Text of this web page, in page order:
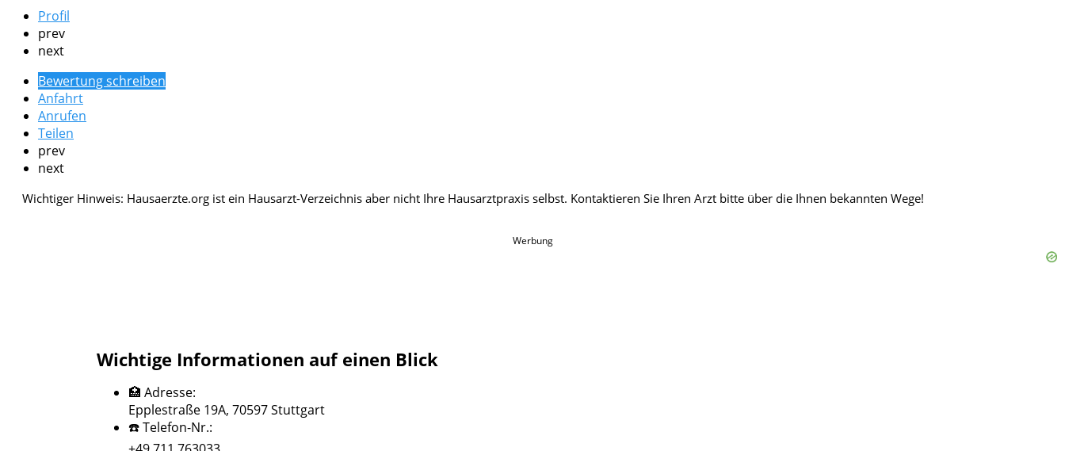
Profil
prev
next
Bewertung schreiben
Anfahrt
Anrufen
Teilen
prev
next
Werbung
Wichtige Informationen auf einen Blick
🏥 Adresse:
Epplestraße 19A, 70597 Stuttgart
☎️ Telefon-Nr.: